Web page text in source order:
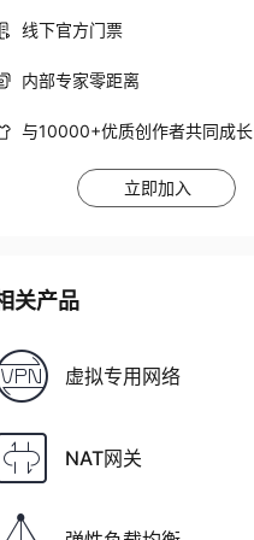
线下官方门票
内部专家零距离
与10000+优质创作者共同成长
立即加入
关产品
虚拟专用网络
NAT网关